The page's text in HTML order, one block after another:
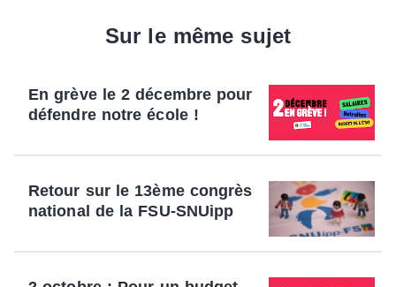
Sur le même sujet
En grève le 2 décembre pour
défendre notre école !
Retour sur le 13ème congrès
national de la FSU-SNUipp